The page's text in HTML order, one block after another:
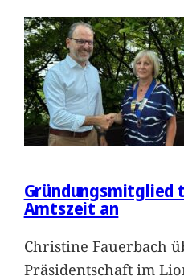
Amtszeit an
Christine Fauerbach
Präsidentschaft im